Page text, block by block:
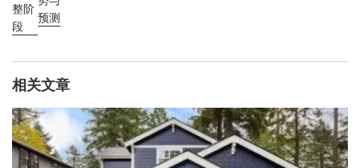
整阶
段
预测
相关文章